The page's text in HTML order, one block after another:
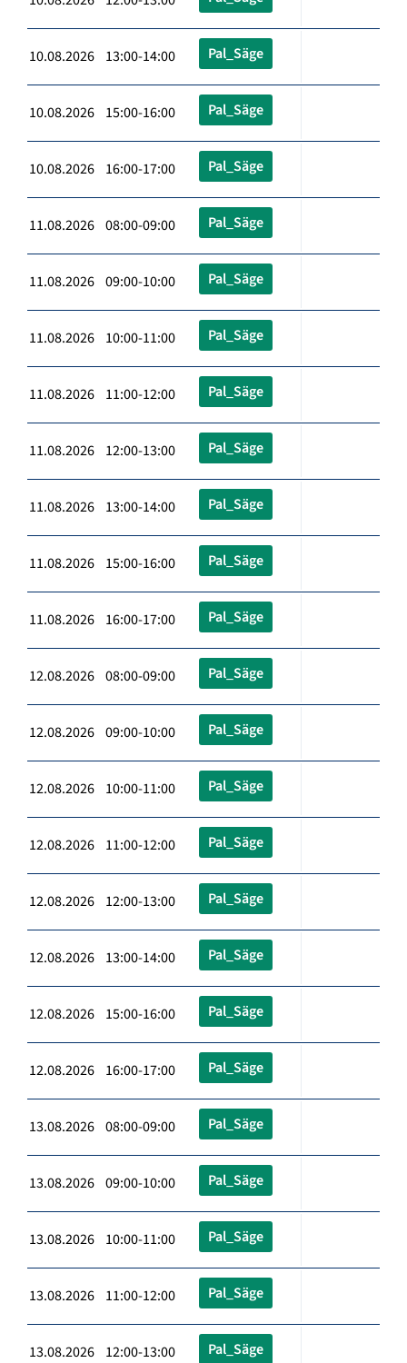
10.08.2026 13:00-14:00 Pal_Säge
10.08.2026 15:00-16:00 Pal_Säge
10.08.2026 16:00-17:00 Pal_Säge
11.08.2026 08:00-09:00 Pal_Säge
11.08.2026 09:00-10:00 Pal_Säge
11.08.2026 10:00-11:00 Pal_Säge
11.08.2026 11:00-12:00 Pal_Säge
11.08.2026 12:00-13:00 Pal_Säge
11.08.2026 13:00-14:00 Pal_Säge
11.08.2026 15:00-16:00 Pal_Säge
11.08.2026 16:00-17:00 Pal_Säge
12.08.2026 08:00-09:00 Pal_Säge
12.08.2026 09:00-10:00 Pal_Säge
12.08.2026 10:00-11:00 Pal_Säge
12.08.2026 11:00-12:00 Pal_Säge
12.08.2026 12:00-13:00 Pal_Säge
12.08.2026 13:00-14:00 Pal_Säge
12.08.2026 15:00-16:00 Pal_Säge
12.08.2026 16:00-17:00 Pal_Säge
13.08.2026 08:00-09:00 Pal_Säge
13.08.2026 09:00-10:00 Pal_Säge
13.08.2026 10:00-11:00 Pal_Säge
13.08.2026 11:00-12:00 Pal_Säge
13.08.2026 12:00-13:00 Pal_Säge